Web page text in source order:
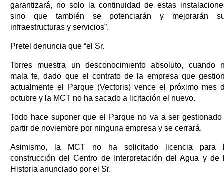
garantizará, no solo la continuidad de estas
sino que también se potenciarán y mejorarán
infraestructuras y servicios”.
Pretel denuncia que “el Sr.
Torres muestra un desconocimiento absoluto, cuando
mala fe, dado que el contrato de la empresa que
actualmente el Parque (Vectoris) vence el próximo mes
octubre y la MCT no ha sacado a licitación el nuevo.
Todo hace suponer que el Parque no va a ser gestionado
partir de noviembre por ninguna empresa y se cerrará.
Asimismo, la MCT no ha solicitado licencia para
construcción del Centro de Interpretación del Agua y de
Historia anunciado por el Sr.